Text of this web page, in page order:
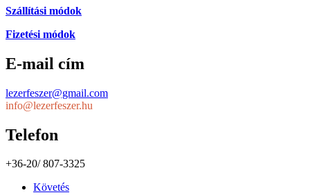
Szállítási módok
Fizetési módok
E-mail cím
lezerfeszer@gmail.com
info@lezerfeszer.hu
Telefon
+36-20/ 807-3325
Követés